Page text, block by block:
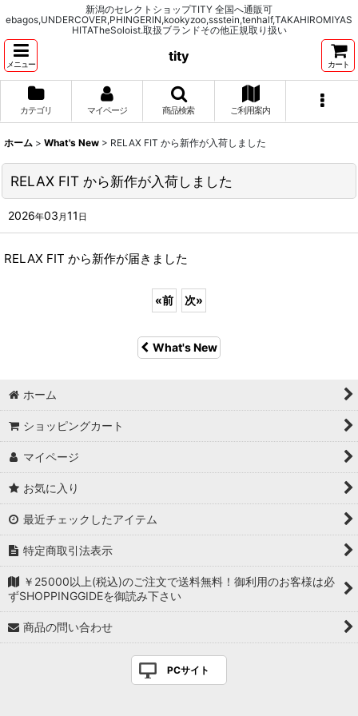
新潟のセレクトショップTITY 全国へ通販可
ebagos,UNDERCOVER,PHINGERIN,kookyzoo,ssstein,tenhalf,TAKAHIROMIYAS
HITATheSoloist.取扱ブランドその他正規取り扱い
メニュー
tity
カート
カテゴリ マイページ 商品検索 ご利用案内
ホーム > What's New > RELAX FIT から新作が入荷しました
RELAX FIT から新作が入荷しました
2026年03 月11 日
RELAX FIT から新作が届きました
«前 次»
What's New
ホーム
ショッピングカート
マイページ
お気に入り
最近チェックしたアイテム
特定商取引法表示
￥25000以上(税込)のご注文で送料無料！御利用のお客様は必
ずSHOPPINGGIDEを御読み下さい
商品の問い合わせ
PCサイト